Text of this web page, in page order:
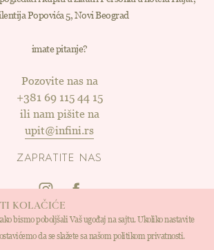
Popovića 5, Novi Beograd
imate pitanje?
Pozovite nas na
+381 69 115 44 15
ili nam pišite na
upit@infini.rs
ZAPRATITE NAS
KOLAČIĆE
bismo poboljšali Vaš ugođaj na sajtu. Ukoliko nastavite
da se slažete sa našom politikom privatnosti.